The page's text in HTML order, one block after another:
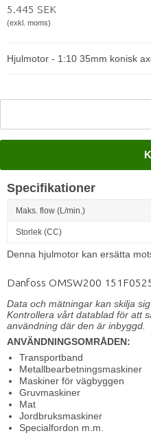
5.445 SEK
(exkl. moms)
Hjulmotor - 1:10 35mm konisk
Specifikationer
Maks. flow (L/min.)
Storlek (CC)
Denna hjulmotor kan ersätta
Danfoss OMSW200
Data och mätningar kan skilja
Kontrollera vårt datablad för att
användning där den är inbyggd.
ANVÄNDNINGSOMRÅDEN:
Transportband
Metallbearbetningsmaskiner
Maskiner för vägbyggen
Gruvmaskiner
Mat
Jordbruksmaskiner
Specialfordon m.m.